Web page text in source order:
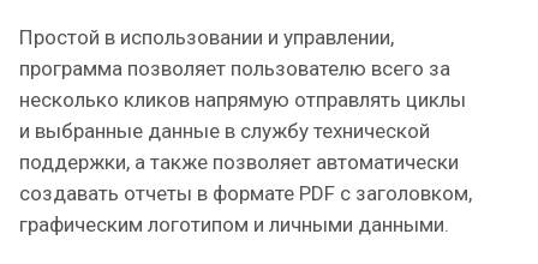
Простой в использовании и управлении,
программа позволяет пользователю всего за
несколько кликов напрямую отправлять циклы
и выбранные данные в службу технической
поддержки, а также позволяет автоматически
создавать отчеты в формате PDF с заголовком,
графическим логотипом и личными данными.